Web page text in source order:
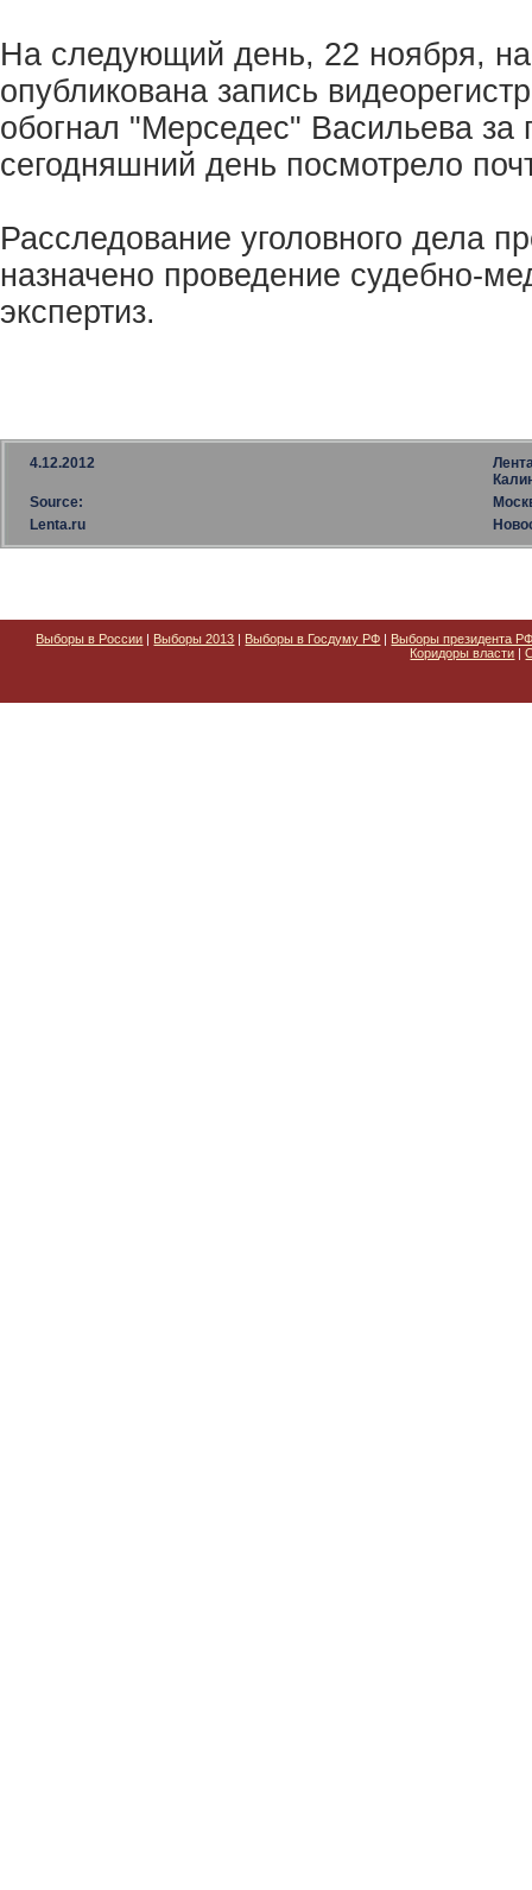
На следующий день, 22 ноября,
опубликована запись
обогнал "Мерседес" Васильева
сегодняшний день посмотрело
Расследование уголовного дела
назначено проведение судебно-
экспертиз.
4.12.2012
Source:
Lenta.ru
Выборы в России | Выборы 2013 | Выборы в Госдуму РФ | Выборы президента
Коридоры власти |